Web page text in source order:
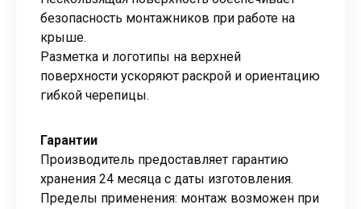
безопасность монтажников при работе на
крыше.
Разметка и логотипы на верхней
поверхности ускоряют раскрой и ориентацию
гибкой черепицы.
Гарантии
Производитель предоставляет гарантию
хранения 24 месяца с даты изготовления.
Пределы применения: монтаж возможен при